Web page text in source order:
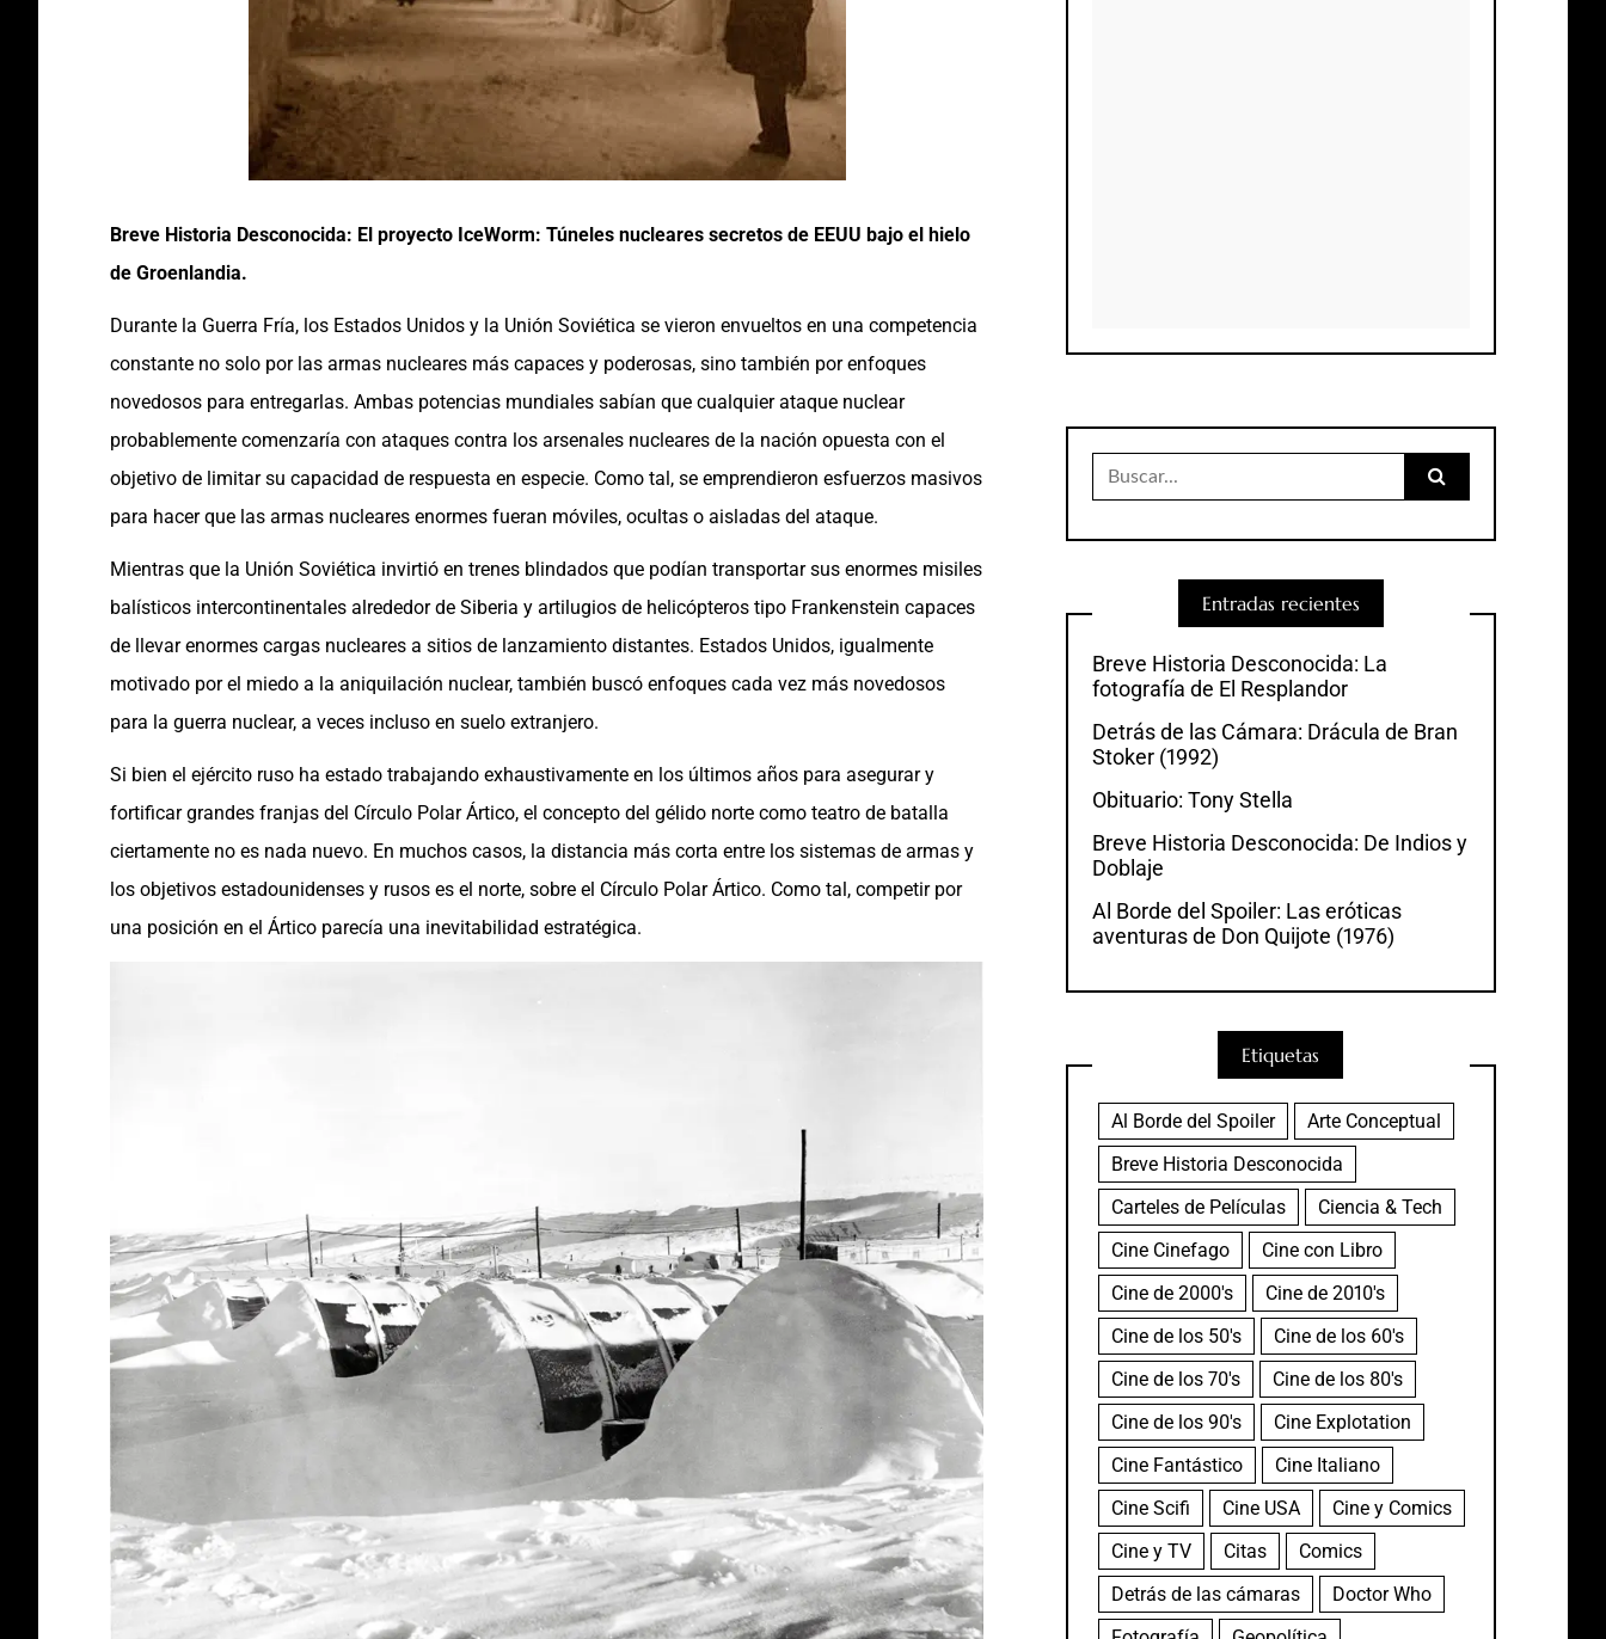
Breve Historia Desconocida: El proyecto IceWorm: Túneles nucleares secretos de EEUU bajo el hielo
de Groenlandia.
Durante la Guerra Fría, los Estados Unidos y la Unión Soviética se vieron envueltos en una competencia
constante no solo por las armas nucleares más capaces y poderosas, sino también por enfoques
novedosos para entregarlas. Ambas potencias mundiales sabían que cualquier ataque nuclear
probablemente comenzaría con ataques contra los arsenales nucleares de la nación opuesta con el
objetivo de limitar su capacidad de respuesta en especie. Como tal, se emprendieron esfuerzos masivos
para hacer que las armas nucleares enormes fueran móviles, ocultas o aisladas del ataque.
Mientras que la Unión Soviética invirtió en trenes blindados que podían transportar sus enormes misiles
balísticos intercontinentales alrededor de Siberia y artilugios de helicópteros tipo Frankenstein capaces
de llevar enormes cargas nucleares a sitios de lanzamiento distantes. Estados Unidos, igualmente
motivado por el miedo a la aniquilación nuclear, también buscó enfoques cada vez más novedosos
para la guerra nuclear, a veces incluso en suelo extranjero.
Si bien el ejército ruso ha estado trabajando exhaustivamente en los últimos años para asegurar y
fortificar grandes franjas del Círculo Polar Ártico, el concepto del gélido norte como teatro de batalla
ciertamente no es nada nuevo. En muchos casos, la distancia más corta entre los sistemas de armas y
los objetivos estadounidenses y rusos es el norte, sobre el Círculo Polar Ártico. Como tal, competir por
una posición en el Ártico parecía una inevitabilidad estratégica.
Buscar:
Entradas recientes
Breve Historia Desconocida: La
fotografía de El Resplandor
Detrás de las Cámara: Drácula de Bran
Stoker (1992)
Obituario: Tony Stella
Breve Historia Desconocida: De Indios y
Doblaje
Al Borde del Spoiler: Las eróticas
aventuras de Don Quijote (1976)
Etiquetas
Al Borde del Spoiler
Arte Conceptual
Breve Historia Desconocida
Carteles de Películas
Ciencia & Tech
Cine Cinefago
Cine con Libro
Cine de 2000's
Cine de 2010's
Cine de los 50's
Cine de los 60's
Cine de los 70's
Cine de los 80's
Cine de los 90's
Cine Explotation
Cine Fantástico
Cine Italiano
Cine Scifi
Cine USA
Cine y Comics
Cine y TV
Citas
Comics
Detrás de las cámaras
Doctor Who